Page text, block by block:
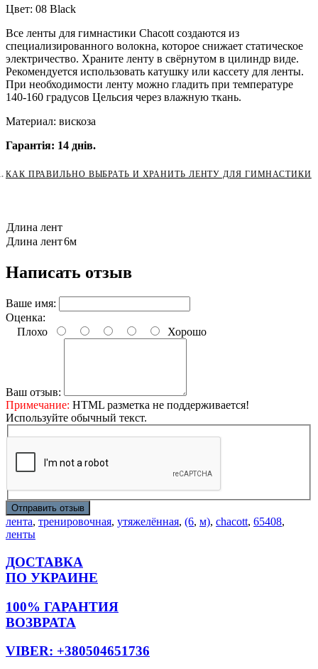
Цвет: 08 Black
Все ленты для гимнастики Chacott создаются из
специализированного волокна, которое снижает статическое
электричество. Храните ленту в свёрнутом в цилиндр виде.
Рекомендуется использовать катушку или кассету для ленты.
При необходимости ленту можно гладить при температуре
140-160 градусов Цельсия через влажную ткань.
Материал: вискоза
Гарантія: 14 днів.
КАК ПРАВИЛЬНО ВЫБРАТЬ И ХРАНИТЬ ЛЕНТУ ДЛЯ ГИМНАСТИКИ
Длина лент
Длина лент6м
Написать отзыв
Ваше имя:
Оценка:
Плохо
Хорошо
Ваш отзыв:
Примечание: HTML разметка не поддерживается!
Используйте обычный текст.
Отправить отзыв
лента, тренировочная, утяжелённая, (6, м), chacott, 65408,
ленты
ДОСТАВКА
ПО УКРАИНЕ
100% ГАРАНТИЯ
ВОЗВРАТА
VIBER: +380504651736